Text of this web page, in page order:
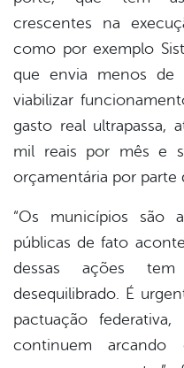
crescentes na
como por exemplo
que envia menos de
viabilizar
gasto real ultrapassa,
mil reais por mês e
orçamentária por parte
“Os municípios são
públicas de fato
dessas ações
desequilibrado. É
pactuação
continuem